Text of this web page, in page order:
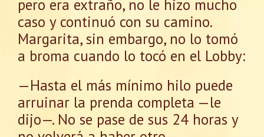
pero era extraño, no le hizo mucho
caso y continuó con su camino.
Margarita, sin embargo, no lo tomó
a broma cuando lo tocó en el Lobby:
—Hasta el más mínimo hilo puede
arruinar la prenda completa —le
dijo—. No se pase de sus 24 horas y